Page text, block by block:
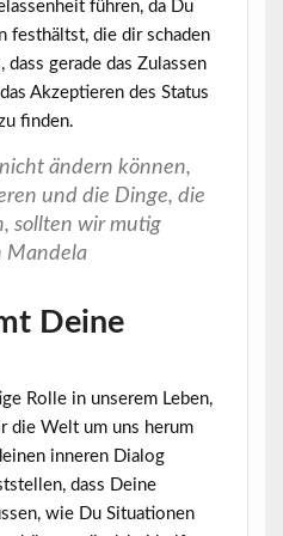
führen, da Du
festhältst, die dir schaden
gerade das Zulassen
Akzeptieren des Status
finden.
ändern können,
und die Dinge, die
sollten wir mutig
Mandela
Deine
Rolle in unserem Leben,
die Welt um uns herum
inneren Dialog
dass Deine
wie Du Situationen